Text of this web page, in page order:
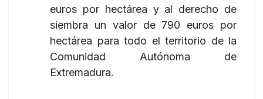
euros por hectárea y al derecho de
siembra un valor de 790 euros por
hectárea para todo el territorio de la
Comunidad Autónoma de
Extremadura.